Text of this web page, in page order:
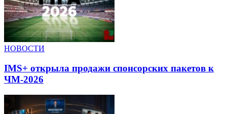
НОВОСТИ
IMS+ открыла продажи спонсорских пакетов к
ЧМ-2026